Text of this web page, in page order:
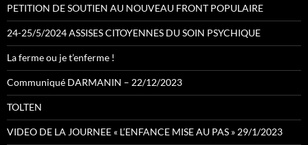
PETITION DE SOUTIEN AU NOUVEAU FRONT POPULAIRE
24-25/5/2024 ASSISES CITOYENNES DU SOIN PSYCHIQUE
La ferme ou je t’enferme !
Communiqué DARMANIN – 22/12/2023
TOLTEN
VIDEO DE LA JOURNEE « L’ENFANCE MISE AU PAS » 29/1/2023